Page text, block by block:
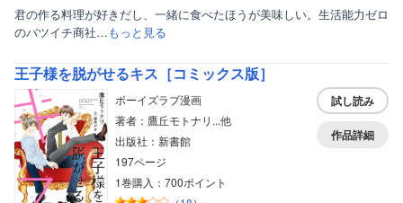
君の作る料理が好きだし、一緒に食べたほうが美味しい。生活能力ゼロ
のバツイチ商社…もっと見る
王子様を脱がせるキス［コミックス版］
ボーイズラブ漫画
著者：鷹丘モトナリ...他
出版社：新書館
197ページ
1巻購入：700ポイント
試し読み
作品詳細
美女・美少女
女性写真集